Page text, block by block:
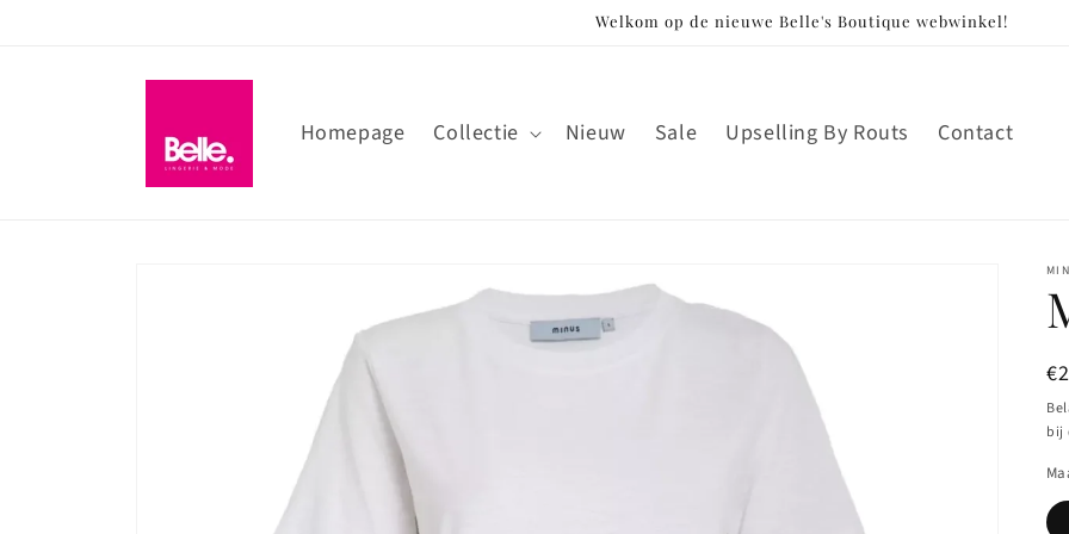
Welkom op de nieuwe Belle's Boutique webwinkel!
Homepage Collectie Nieuw Sale Upselling By Routs Contact
bij